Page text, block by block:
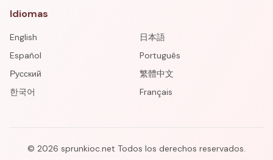
Idiomas
English
日本語
Español
Português
Русский
繁體中文
한국어
Français
© 2026 sprunkioc.net Todos los derechos reservados.